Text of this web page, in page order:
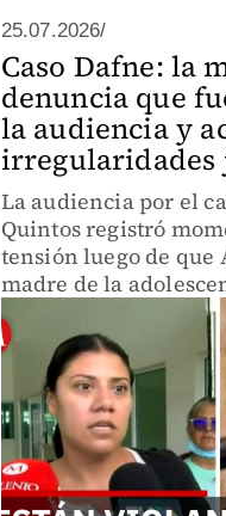
25.07.2026/
Caso Dafne: la
denuncia que
la audiencia y
irregularidades
La audiencia por el
Quintos registró
tensión luego de que
madre de la
denunciara
irregularidades
judicial.